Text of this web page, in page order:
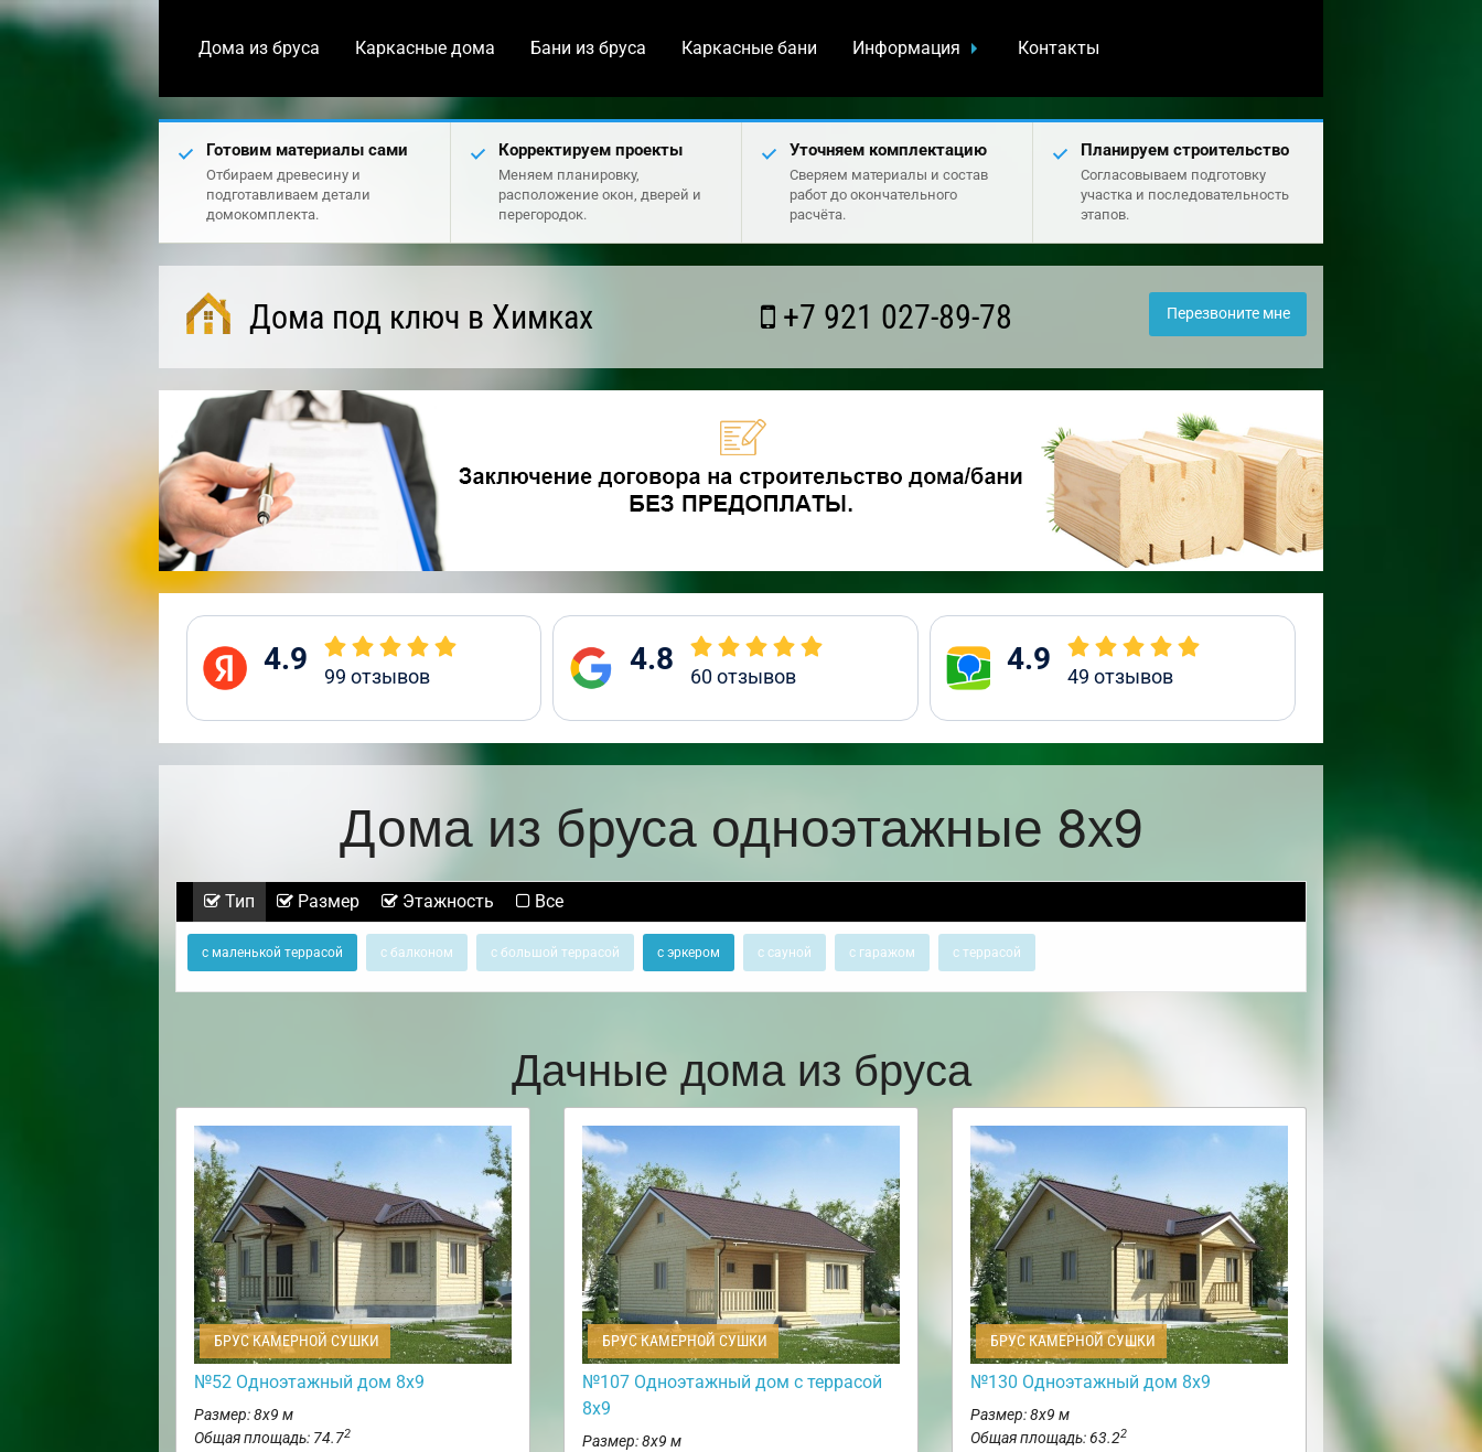
Дома из бруса Каркасные дома Бани из бруса Каркасные бани Информация Контакты
Готовим материалы сами
Отбираем древесину и
подготавливаем детали
домокомплекта.
Корректируем проекты
Меняем планировку,
расположение окон, дверей и
перегородок.
Уточняем комплектацию
Сверяем материалы и состав
работ до окончательного
расчёта.
Планируем строительство
Согласовываем подготовку
участка и последовательность
этапов.
Дома под ключ в Химках +7 921 027-89-78 Перезвоните мне
4.9 99 отзывов 4.8 60отзывов 4.9 49 отзывов
Дома из бруса одноэтажные 8х9
Тип Размер Этажность Все
с маленькой террасой с балконом с большой террасой с эркером с сауной с гаражом с террасой
Дачные дома из бруса
БРУС КАМЕРНОЙ СУШКИ
№52 Одноэтажный дом 8х9
Размер: 8х9 м
Общая площадь: 74.72
БРУС КАМЕРНОЙ СУШКИ
№107 Одноэтажный дом с террасой
8х9
Размер: 8х9 м
БРУС КАМЕРНОЙ СУШКИ
№130 Одноэтажный дом 8х9
Размер: 8х9 м
Общая площадь: 63.22